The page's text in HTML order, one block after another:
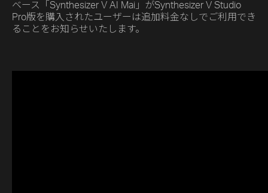
ベース「Synthesizer V AI Mai」がSynthesizer V Studio
Pro版を購入されたユーザーは追加料金なしでご利用でき
ることをお知らせいたします。